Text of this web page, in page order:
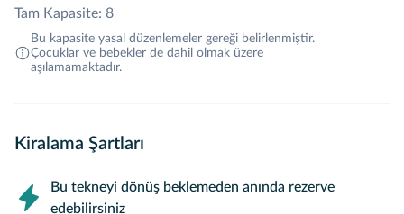
Tam Kapasite: 8
Bu kapasite yasal düzenlemeler gereği belirlenmiştir.
Çocuklar ve bebekler de dahil olmak üzere
aşılamamaktadır.
Kiralama Şartları
Bu tekneyi dönüş beklemeden anında rezerve
edebilirsiniz